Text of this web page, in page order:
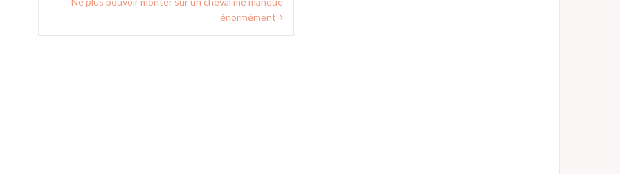
énormément